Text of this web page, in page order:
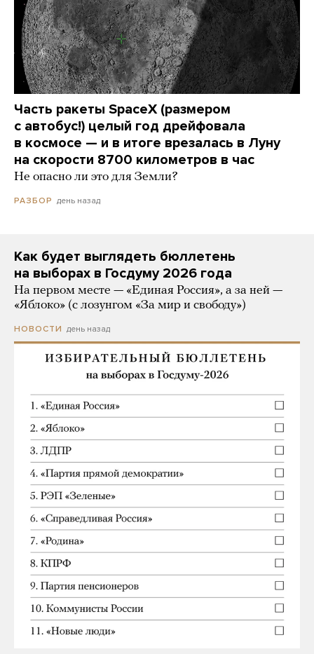
Часть ракеты SpaceX (размером
с автобус!) целый год дрейфовала
в космосе — и в итоге врезалась в Луну
на скорости 8700 километров в час
Не опасно ли это для Земли?
РАЗБОР день назад
Как будет выглядеть бюллетень
на выборах в Госдуму 2026 года
На первом месте — «Единая Россия», а за ней —
«Яблоко» (с лозунгом «За мир и свободу»)
НОВОСТИ день назад